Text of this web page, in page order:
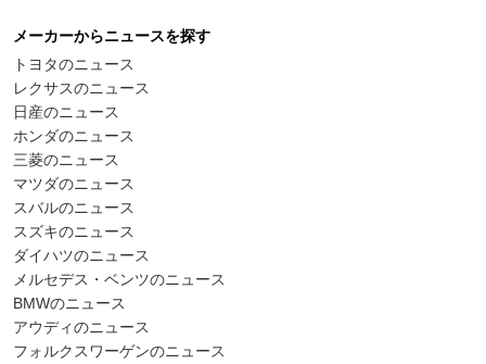
メーカーからニュースを探す
トヨタのニュース
レクサスのニュース
日産のニュース
ホンダのニュース
三菱のニュース
マツダのニュース
スバルのニュース
スズキのニュース
ダイハツのニュース
メルセデス・ベンツのニュース
BMWのニュース
アウディのニュース
フォルクスワーゲンのニュース